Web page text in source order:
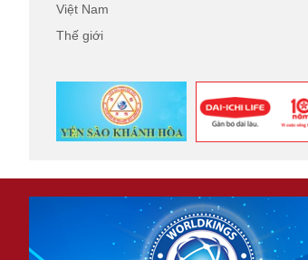
Việt Nam
Thế giới